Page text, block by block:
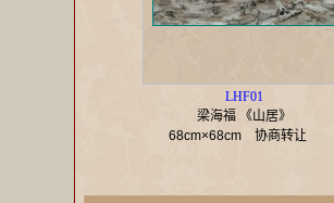
LHF01
梁海福 《山居》
68cm×68cm 协商转让